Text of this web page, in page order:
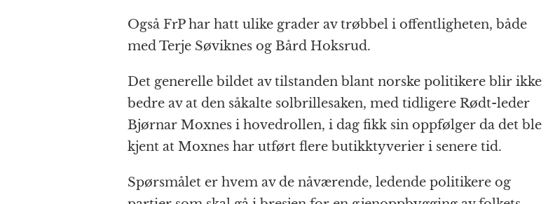
Også FrP har hatt ulike grader av trøbbel i offentligheten, både
med Terje Søviknes og Bård Hoksrud.
Det generelle bildet av tilstanden blant norske politikere blir ikke
bedre av at den såkalte solbrillesaken, med tidligere Rødt-leder
Bjørnar Moxnes i hovedrollen, i dag fikk sin oppfølger da det ble
kjent at Moxnes har utført flere butikktyverier i senere tid.
Spørsmålet er hvem av de nåværende, ledende politikere og